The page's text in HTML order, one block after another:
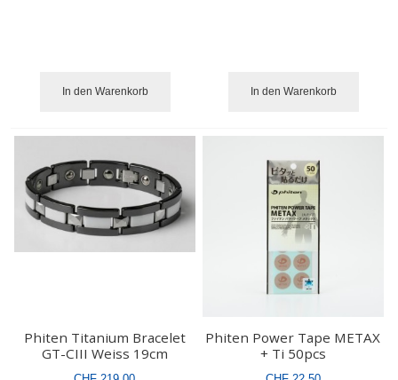
In den Warenkorb In den Warenkorb
Phiten Titanium Bracelet
GT-CIII Weiss 19cm
Phiten Power Tape METAX
+ Ti 50pcs